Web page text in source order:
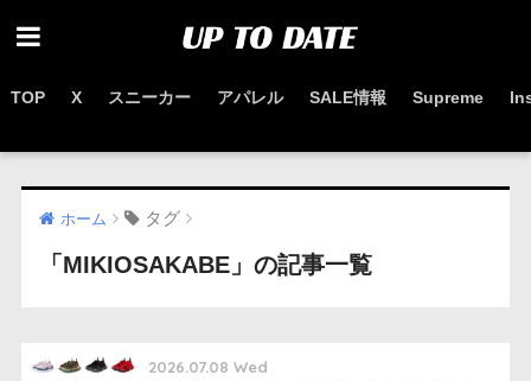
TOP X スニーカー アパレル SALE情報 Supreme
ホーム タグ
「MIKIOSAKABE」の記事一覧
2026.07.08 Wed